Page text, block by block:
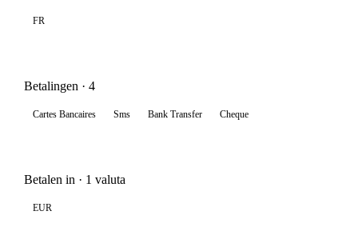
FR
Betalingen · 4
Cartes Bancaires Sms Bank Transfer Cheque
Betalen in · 1 valuta
EUR